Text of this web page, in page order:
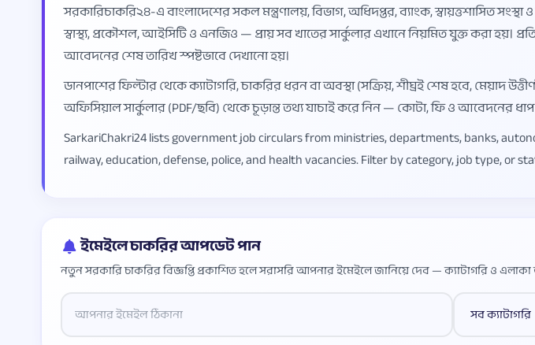
সরকারিচাকরি২৪-এ বাংলাদেশের সকল মন্ত্রণালয়, বিভাগ, অধিদপ্তর, ব্যাংক, স্বায়ত্তশাসিত সংস্থা
স্বাস্থ্য, প্রকৌশল, আইসিটি ও এনজিও — প্রায় সব খাতের সার্কুলার এখানে নিয়মিত যুক্ত করা হয়।
আবেদনের শেষ তারিখ স্পষ্টভাবে দেখানো হয়।
ডানপাশের ফিল্টার থেকে ক্যাটাগরি, চাকরির ধরন বা অবস্থা (সক্রিয়, শীঘ্রই শেষ হবে, মেয়াদ
অফিসিয়াল সার্কুলার (PDF/ছবি) থেকে চূড়ান্ত তথ্য যাচাই করে নিন — কোটা, ফি ও আবেদনের ধাপ
SarkariChakri24 lists government job circulars from ministries, departments, banks,
railway, education, defense, police, and health vacancies. Filter by category, job type,
ইমেইলে চাকরির আপডেট পান
নতুন সরকারি চাকরির বিজ্ঞপ্তি প্রকাশিত হলে সরাসরি আপনার ইমেইলে জানিয়ে দেব — ক্যাটাগরি ও
Website